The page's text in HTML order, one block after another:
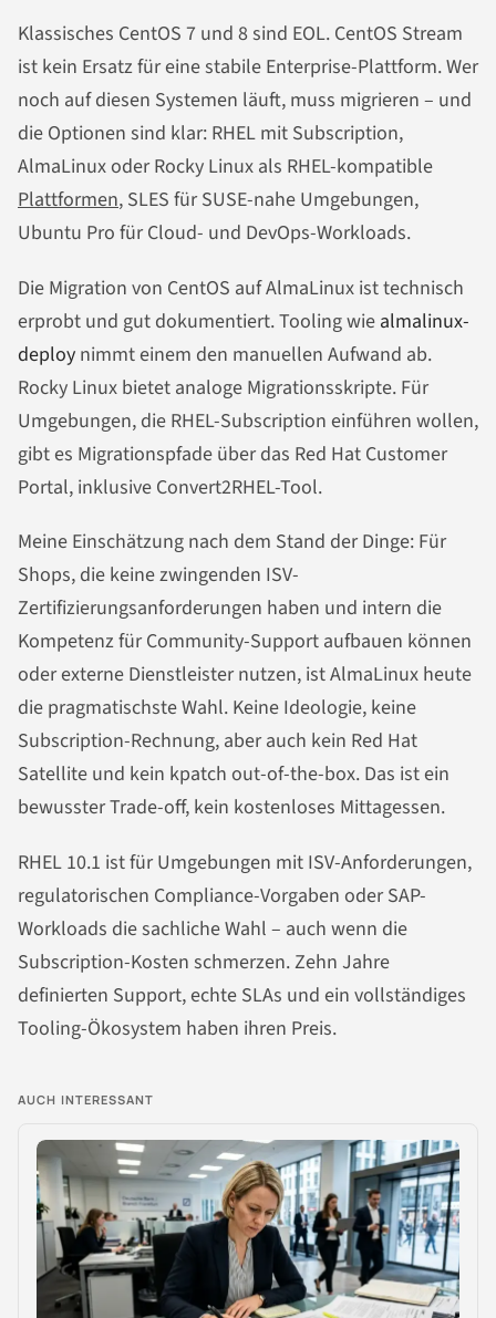
Klassisches CentOS 7 und 8 sind EOL. CentOS Stream
ist kein Ersatz für eine stabile Enterprise-Plattform. Wer
noch auf diesen Systemen läuft, muss migrieren – und
die Optionen sind klar: RHEL mit Subscription,
AlmaLinux oder Rocky Linux als RHEL-kompatible
Plattformen, SLES für SUSE-nahe Umgebungen,
Ubuntu Pro für Cloud- und DevOps-Workloads.
Die Migration von CentOS auf AlmaLinux ist technisch
erprobt und gut dokumentiert. Tooling wie almalinux-
deploy nimmt einem den manuellen Aufwand ab.
Rocky Linux bietet analoge Migrationsskripte. Für
Umgebungen, die RHEL-Subscription einführen wollen,
gibt es Migrationspfade über das Red Hat Customer
Portal, inklusive Convert2RHEL-Tool.
Meine Einschätzung nach dem Stand der Dinge: Für
Shops, die keine zwingenden ISV-
Zertifizierungsanforderungen haben und intern die
Kompetenz für Community-Support aufbauen können
oder externe Dienstleister nutzen, ist AlmaLinux heute
die pragmatischste Wahl. Keine Ideologie, keine
Subscription-Rechnung, aber auch kein Red Hat
Satellite und kein kpatch out-of-the-box. Das ist ein
bewusster Trade-off, kein kostenloses Mittagessen.
RHEL 10.1 ist für Umgebungen mit ISV-Anforderungen,
regulatorischen Compliance-Vorgaben oder SAP-
Workloads die sachliche Wahl – auch wenn die
Subscription-Kosten schmerzen. Zehn Jahre
definierten Support, echte SLAs und ein vollständiges
Tooling-Ökosystem haben ihren Preis.
AUCH INTERESSANT